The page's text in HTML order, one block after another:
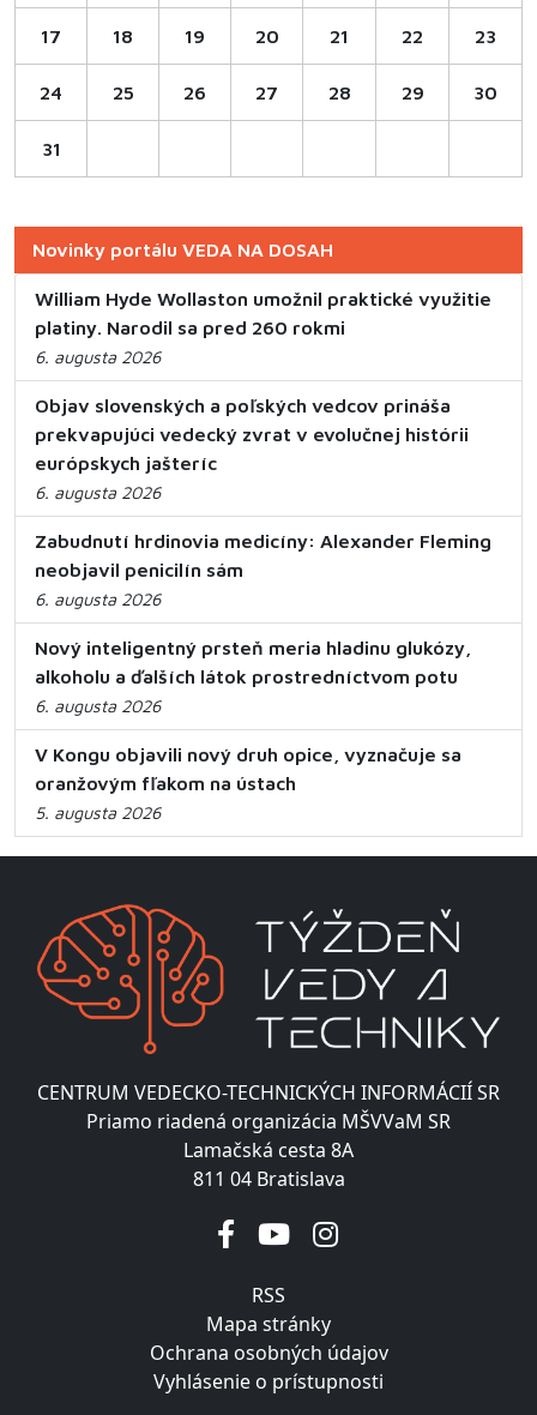
17 18 19 20 21 22 23
24 25 26 27 28 29 30
31
Novinky portálu VEDA NA DOSAH
William Hyde Wollaston umožnil praktické využitie
platiny. Narodil sa pred 260 rokmi
6. augusta 2026
Objav slovenských a poľských vedcov prináša
prekvapujúci vedecký zvrat v evolučnej histórii
európskych jašteríc
6. augusta 2026
Zabudnutí hrdinovia medicíny: Alexander Fleming
neobjavil penicilín sám
6. augusta 2026
Nový inteligentný prsteň meria hladinu glukózy,
alkoholu a ďalších látok prostredníctvom potu
6. augusta 2026
V Kongu objavili nový druh opice, vyznačuje sa
oranžovým fľakom na ústach
5. augusta 2026
CENTRUM VEDECKO-TECHNICKÝCH INFORMÁCIÍ SR
Priamo riadená organizácia MŠVVaM SR
Lamačská cesta 8A
811 04 Bratislava
RSS
Mapa stránky
Ochrana osobných údajov
Vyhlásenie o prístupnosti